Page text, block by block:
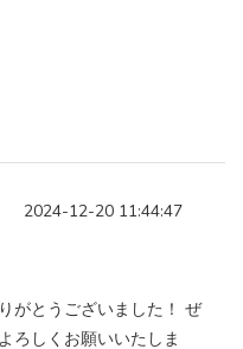
2024-12-20 11:44:47
がとうございました！ ぜ
ろしくお願いいたしま